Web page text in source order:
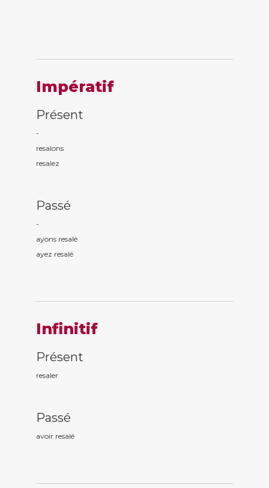
Impératif
Présent
-
resalons
resalez
Passé
-
ayons resalé
ayez resalé
Infinitif
Présent
resaler
Passé
avoir resalé